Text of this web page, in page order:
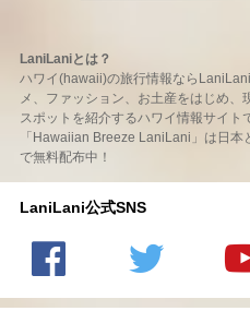
LaniLaniとは？
ハワイ(hawaii)の旅行情報なら
メ、ファッション、お土産をはじめ
スポットを紹介するハワイ情報サイト
「Hawaiian Breeze LaniLani」は日
で無料配布中！
LaniLani公式SNS
の
のtwitter